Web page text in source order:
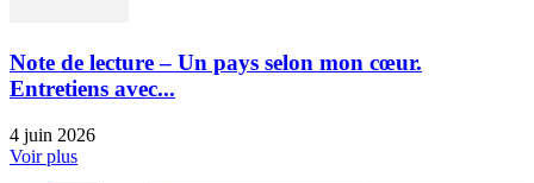
Note de lecture – Un pays selon mon cœur.
Entretiens avec...
4 juin 2026
Voir plus